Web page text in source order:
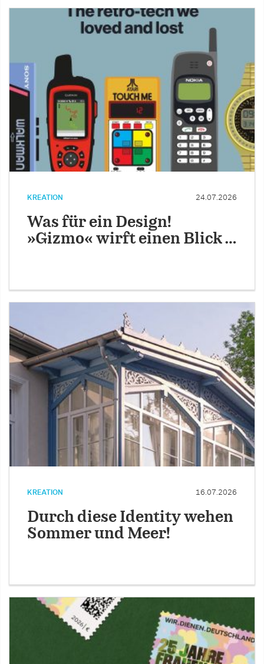
KREATION 24.07.2026
Was für ein Design!
»Gizmo« wirft einen Blick …
KREATION 16.07.2026
Durch diese Identity wehen
Sommer und Meer!